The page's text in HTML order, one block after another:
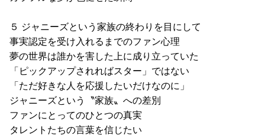
５ ジャニーズという家族の終わりを目にして
事実認定を受け入れるまでのファン心理
夢の世界は誰かを害した上に成り立っていた
「ピックアップされればスター」ではない
「ただ好きな人を応援したいだけなのに」
ジャニーズという〝家族〟への差別
ファンにとってのひとつの真実
タレントたちの言葉を信じたい